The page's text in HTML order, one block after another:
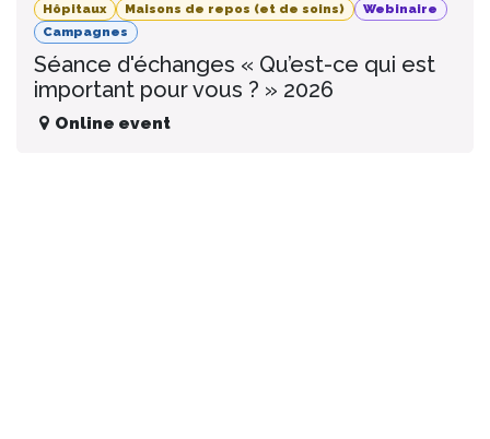
Hôpitaux Maisons de repos (et de soins)
Webinaire
Campagnes
Séance d'échanges « Qu’est-ce qui est
important pour vous ? » 2026
Online event